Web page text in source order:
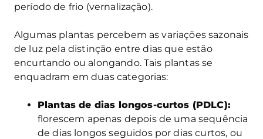
período de frio (vernalização).
Algumas plantas percebem as variações sazonais
de luz pela distinção entre dias que estão
encurtando ou alongando. Tais plantas se
enquadram em duas categorias:
Plantas de dias longos-curtos (PDLC):
florescem apenas depois de uma sequência
de dias longos seguidos por dias curtos, ou